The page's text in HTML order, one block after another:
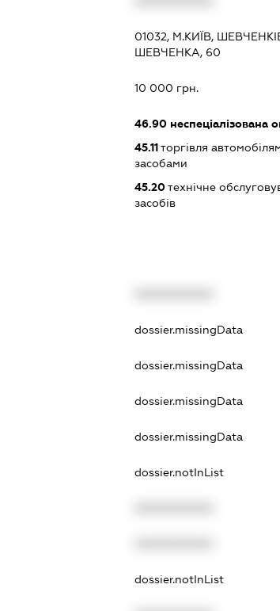
01032, М.КИЇВ,
ШЕВЧЕНКА, 60
10 000 грн.
46.90неспеціалізована
45.11торгівля
засобами
45.20технічне
засобів
dossier.missingData
dossier.missingData
dossier.missingData
dossier.missingData
dossier.notInList
dossier.notInList